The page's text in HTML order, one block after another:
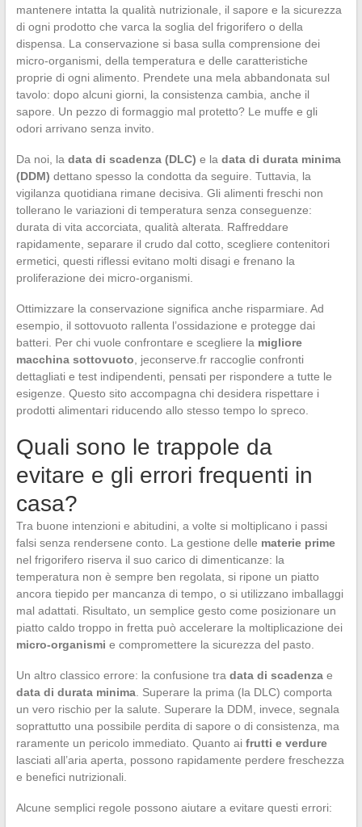
mantenere intatta la qualità nutrizionale, il sapore e la sicurezza
di ogni prodotto che varca la soglia del frigorifero o della
dispensa. La conservazione si basa sulla comprensione dei
micro-organismi, della temperatura e delle caratteristiche
proprie di ogni alimento. Prendete una mela abbandonata sul
tavolo: dopo alcuni giorni, la consistenza cambia, anche il
sapore. Un pezzo di formaggio mal protetto? Le muffe e gli
odori arrivano senza invito.
Da noi, la data di scadenza (DLC) e la data di durata minima
(DDM) dettano spesso la condotta da seguire. Tuttavia, la
vigilanza quotidiana rimane decisiva. Gli alimenti freschi non
tollerano le variazioni di temperatura senza conseguenze:
durata di vita accorciata, qualità alterata. Raffreddare
rapidamente, separare il crudo dal cotto, scegliere contenitori
ermetici, questi riflessi evitano molti disagi e frenano la
proliferazione dei micro-organismi.
Ottimizzare la conservazione significa anche risparmiare. Ad
esempio, il sottovuoto rallenta l’ossidazione e protegge dai
batteri. Per chi vuole confrontare e scegliere la migliore
macchina sottovuoto , jeconserve.fr raccoglie confronti
dettagliati e test indipendenti, pensati per rispondere a tutte le
esigenze. Questo sito accompagna chi desidera rispettare i
prodotti alimentari riducendo allo stesso tempo lo spreco.
Quali sono le trappole da
evitare e gli errori frequenti in
casa?
Tra buone intenzioni e abitudini, a volte si moltiplicano i passi
falsi senza rendersene conto. La gestione delle materie prime
nel frigorifero riserva il suo carico di dimenticanze: la
temperatura non è sempre ben regolata, si ripone un piatto
ancora tiepido per mancanza di tempo, o si utilizzano imballaggi
mal adattati. Risultato, un semplice gesto come posizionare un
piatto caldo troppo in fretta può accelerare la moltiplicazione dei
micro-organismi e compromettere la sicurezza del pasto.
Un altro classico errore: la confusione tra data di scadenzae
data di durata minima. Superare la prima (la DLC) comporta
un vero rischio per la salute. Superare la DDM, invece, segnala
soprattutto una possibile perdita di sapore o di consistenza, ma
raramente un pericolo immediato. Quanto ai frutti e verdure
lasciati all’aria aperta, possono rapidamente perdere freschezza
e benefici nutrizionali.
Alcune semplici regole possono aiutare a evitare questi errori: